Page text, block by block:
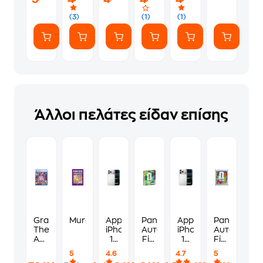
(3) (1) (1)
Άλλοι πελάτες είδαν επίσης
Grand
Theft
Auto
Standard
Murdoku
5
Apple
iPhone
17
Max
4.6
Panini
Αυτοκόλλητα
Fifa
Apple
iPhone
17
256GB
4.7
Panini
Fifa
Cup
5